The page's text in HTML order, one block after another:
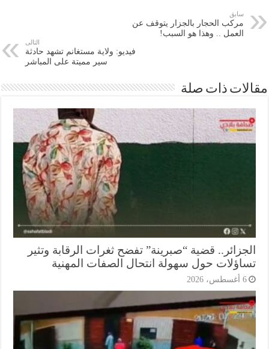
مركب الحجار بالجزار يتوقف عن
العمل .. وهذا هو السبب!
فيديو: ولاية مستغانم تشهد حادثة
سير مميتة على المباشر
ذات صلة
قضية “صبرينة” تفضح ثغرات الرقابة وتثير
حول سهولة انتحال الصفات المهنية